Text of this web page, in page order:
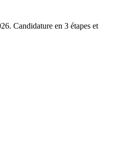
Candidature en 3 étapes et